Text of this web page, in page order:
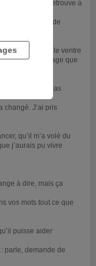
et je me retrouve à
plus de 700 € de
la culpabilité, le ventre
un engrenage que
saurais même pas
changé. J’ai pris
qu’il m’a volé du
j’aurais pu vivre
à dire, mais ça
vos mots tout ce que
puisse aider
parle, demande de